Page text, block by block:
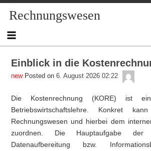
Rechnungswesen
Einblick in die
Posted on 6. August 2026 02:22
Die Kostenrechnung (KORE) ist
Betriebswirtschaftslehre. Konkret
Rechnungswesen und hierbei dem
zuordnen. Die Hauptaufgabe
Datenaufbereitung bzw.